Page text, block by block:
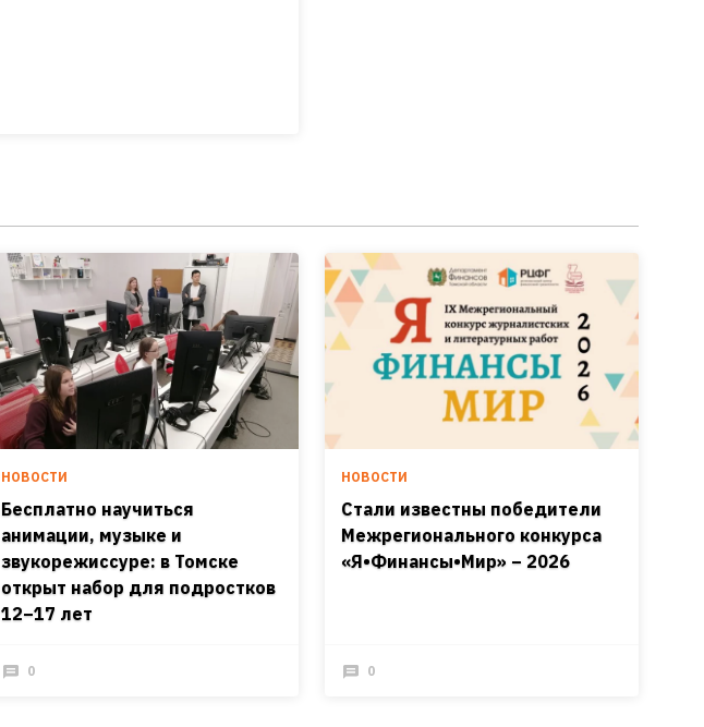
НОВОСТИ
Бесплатно научиться
анимации, музыке и
звукорежиссуре: в Томске
открыт набор для подростков
12–17 лет
0
НОВОСТИ
Стали известны победители
Межрегионального конкурса
«Я•Финансы•Мир» – 2026
0